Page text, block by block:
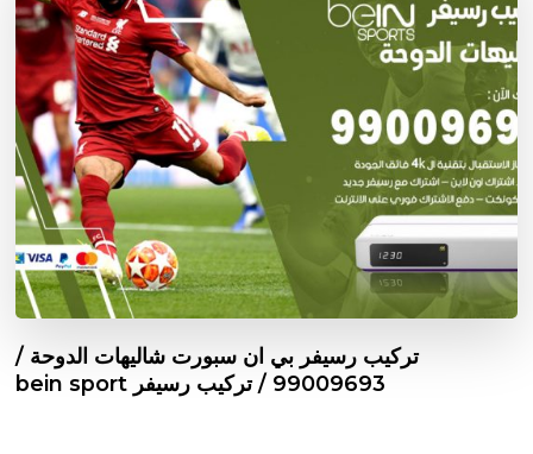
تركيب رسيفر بي ان سبورت شاليهات الدوحة /
99009693 / تركيب رسيفر bein sport